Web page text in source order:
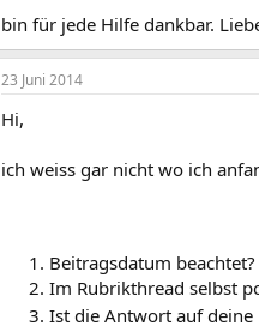
bin für jede Hilfe dankbar.
23 Juni 2014
Hi,
ich weiss gar nicht wo ich
Beitragsdatum
Im Rubrikthread selbst
Ist die Antwort auf deine